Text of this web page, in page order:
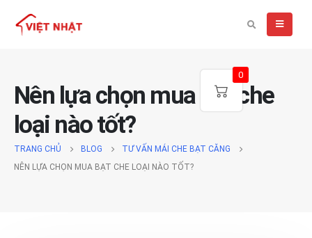
Nên lựa chọn mua bạt che
loại nào tốt?
TRANG CHỦ BLOG
TƯ VẤN MÁI CHE BẠT CĂNG
NÊN LỰA CHỌN MUA BẠT CHE LOẠI NÀO TỐT?
0